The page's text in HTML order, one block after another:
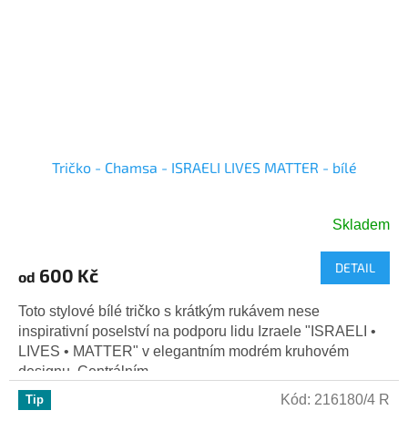
Tričko - Chamsa - ISRAELI LIVES MATTER - bílé
Skladem
od 600 Kč DETAIL
Toto stylové bílé tričko s krátkým rukávem nese
inspirativní poselství na podporu lidu Izraele "ISRAELI •
LIVES • MATTER" v elegantním modrém kruhovém
designu. Centrálním...
Tip Kód: 216180/4 R